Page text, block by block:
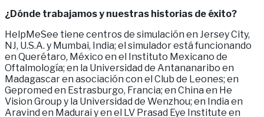
¿Dónde trabajamos y nuestras historias de éxito?
HelpMeSee tiene centros de simulación en Jersey City,
NJ, U.S.A. y Mumbai, India; el simulador está funcionando
en Querétaro, México en el Instituto Mexicano de
Oftalmología; en la Universidad de Antananaribo en
Madagascar en asociación con el Club de Leones; en
Gepromed en Estrasburgo, Francia; en China en He
Vision Group y la Universidad de Wenzhou; en India en
Aravind en Madurai y en el LV Prasad Eye Institute en